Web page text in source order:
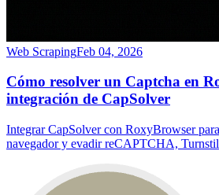
Web ScrapingFeb 04, 2026
Cómo resolver un Captcha en
integración de CapSolver
Integrar CapSolver con RoxyBrowser
navegador y evadir reCAPTCHA,